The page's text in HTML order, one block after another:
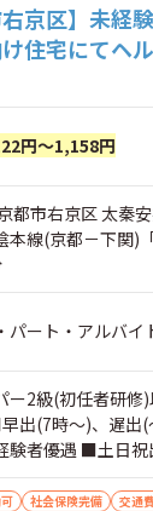
右京区】未経
住宅にてヘ
円～1,158円
都市右京区 太秦
本線(京都－下関)
パート・アルバイ
ー2級(初任者研修
出(7時～)、遅出
験者優遇 ■土日祝
社会保険完備 交通